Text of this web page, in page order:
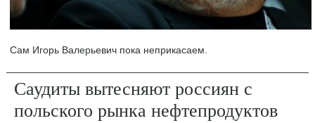
Сам Игорь Валерьевич пока неприкасаем.
Саудиты вытесняют россиян с
польского рынка нефтепродуктов